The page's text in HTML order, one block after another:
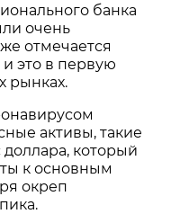
банка
очень
отмечается
это в первую
рынках.
активы, такие
который
к основным
окреп